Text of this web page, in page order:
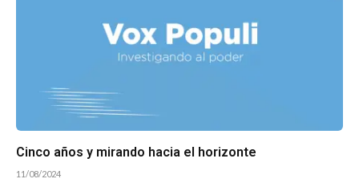
Cinco años y mirando hacia el horizonte
11/08/2024